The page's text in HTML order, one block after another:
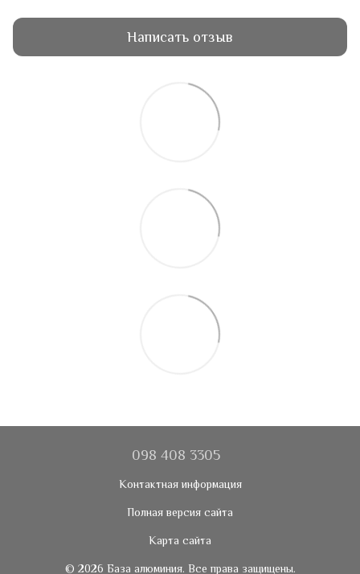
Написать отзыв
098 408 3305
Контактная информация
Полная версия сайта
Карта сайта
© 2026 База алюминия. Все права защищены.